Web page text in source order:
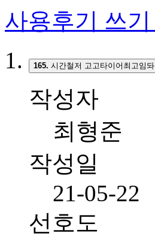
사용후기 쓰기
165. 시간철저 고고타이어최고임돠
작성자
최형준
작성일
21-05-22
선호도